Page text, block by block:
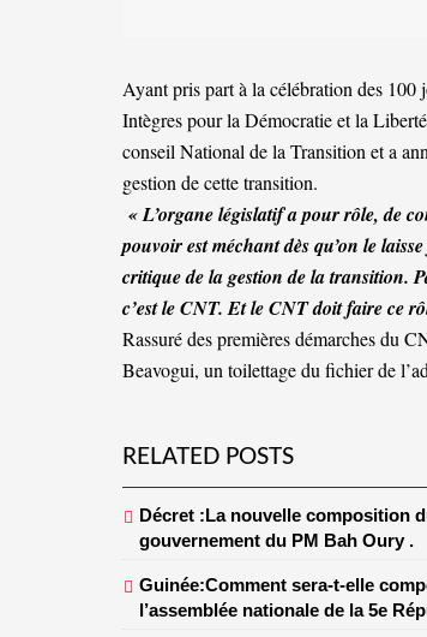
Ayant pris part à la célébration des 100
Intègres pour la Démocratie et la
conseil National de la Transition et a
gestion de cette transition.
« L’organe législatif a pour rôle, de
pouvoir est méchant dès qu’on le
critique de la gestion de la transition.
c’est le CNT. Et le CNT doit faire ce
Rassuré des premières démarches du
Beavogui, un toilettage du fichier de
RELATED POSTS
Décret :La nouvelle composition
gouvernement du PM Bah Oury .
Guinée:Comment sera-t-elle
l’assemblée nationale de la 5e